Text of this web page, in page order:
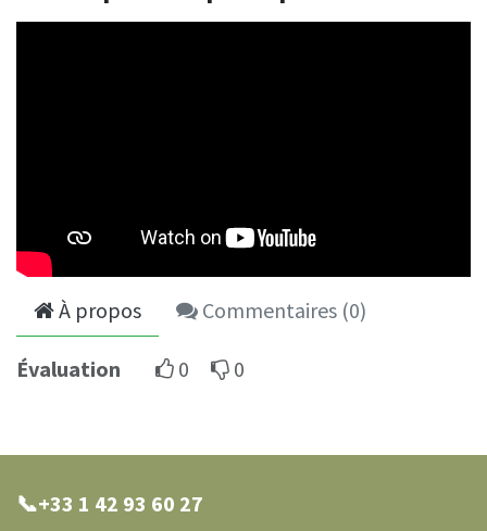
À propos Commentaires (0)
Évaluation 0 0
📞+33 1 42 93 60 27